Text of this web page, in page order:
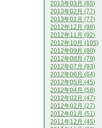
2013年03月 (65)
2013年02月 (77)
2013年01月 (77)
2012年12月 (98)
2012年11月 (92)
2012年10月 (105)
2012年09月 (80)
2012年08月 (79)
2012年07月 (93)
2012年06月 (64)
2012年05月 (45)
2012年04月 (58)
2012年03月 (47)
2012年02月 (27)
2012年01月 (51)
2011年12月 (45)